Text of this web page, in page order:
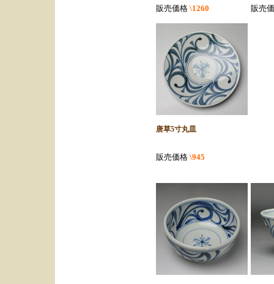
販売価格 \1260 販売
唐草5寸丸皿
販売価格 \945